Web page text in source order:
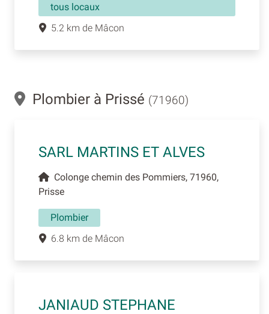
tous locaux
5.2 km de Mâcon
Plombier à Prissé (71960)
SARL MARTINS ET ALVES
Colonge chemin des Pommiers, 71960,
Prisse
Plombier
6.8 km de Mâcon
JANIAUD STEPHANE